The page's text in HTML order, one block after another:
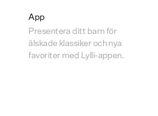
App
Presentera ditt barn för
älskade klassiker och nya
favoriter med Lylli-appen.